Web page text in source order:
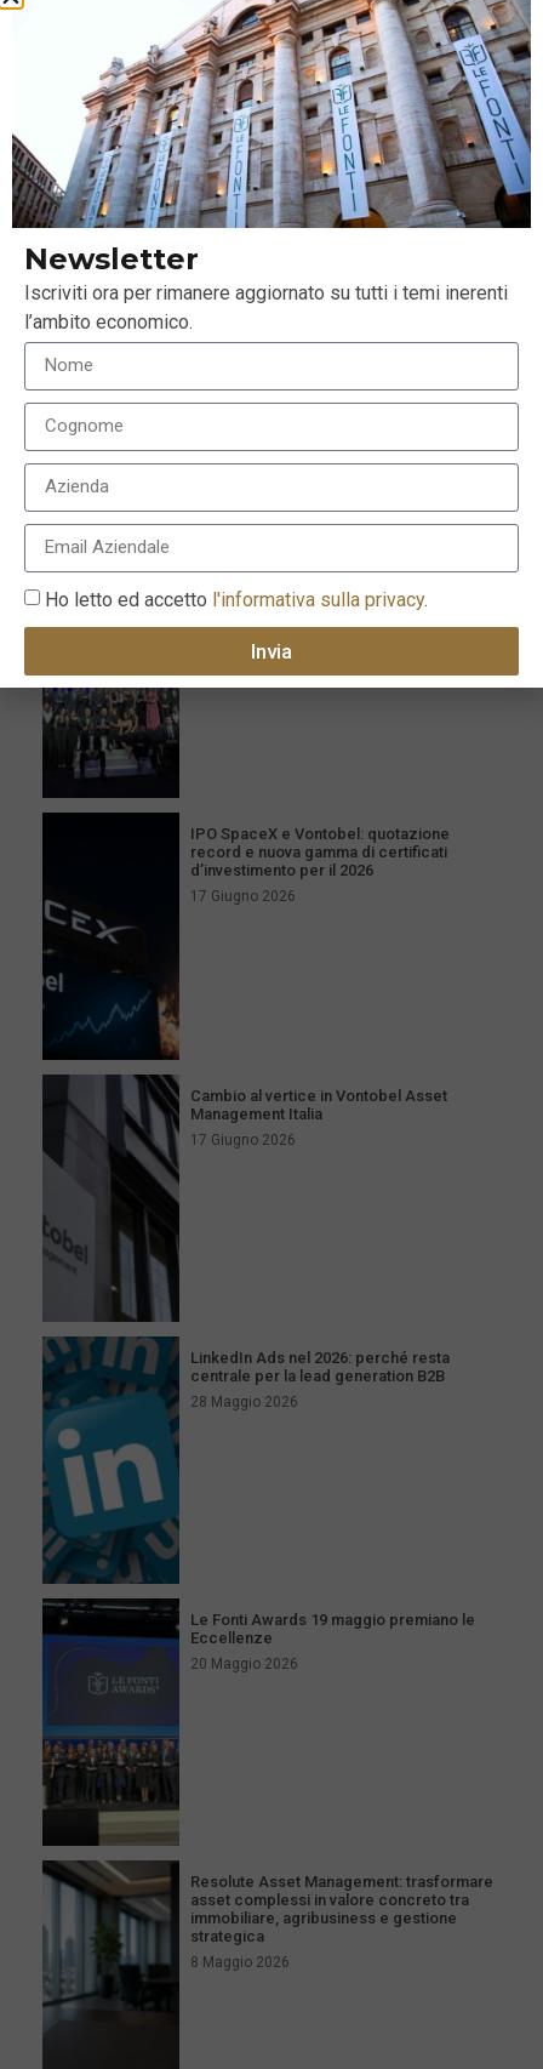
I più recenti
Milano celebra l’eccellenza con la XVI
edizione dei Le Fonti Awards il 25 giugno
IPO SpaceX e Vontobel: quotazione
record e nuova gamma di certificati
d’investimento per il 2026
17 Giugno 2026
Cambio al vertice in Vontobel Asset
Management Italia
17 Giugno 2026
LinkedIn Ads nel 2026: perché resta
centrale per la lead generation B2B
28 Maggio 2026
Le Fonti Awards 19 maggio premiano le
Eccellenze
20 Maggio 2026
Resolute Asset Management: trasformare
asset complessi in valore concreto tra
immobiliare, agribusiness e gestione
strategica
8 Maggio 2026
Newsletter
Iscriviti ora per rimanere aggiornato su tutti i temi inerenti
l’ambito economico.
Ho letto ed accetto l'informativa sulla privacy.
Invia